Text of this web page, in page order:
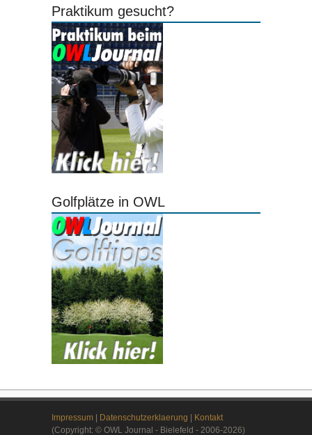
Praktikum gesucht?
Golfplätze in OWL
Impressum Datenschutzerklaerung
Kontakt
(Copyright: © OWL Journal - Bielefeld - 2006-2026)